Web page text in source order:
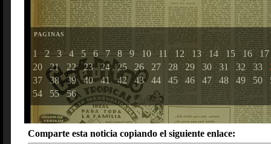
PAGINAS
1 2 3 4 5 6 7 8 9 10 11 12 13 14 15 16
17
20
21 22 23 24 25 26 27 28 29 30 31 32 33
37
38 39 40 41 42 43 44 45 46 47 48 49 50
54
55 56
Comparte esta noticia copiando el siguiente enlace: